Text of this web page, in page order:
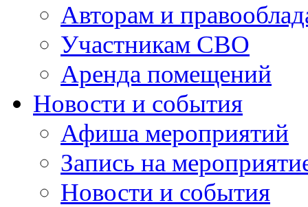
Авторам и
Участникам СВО
Аренда помещений
Новости и события
Афиша мероприятий
Запись на
Новости и события